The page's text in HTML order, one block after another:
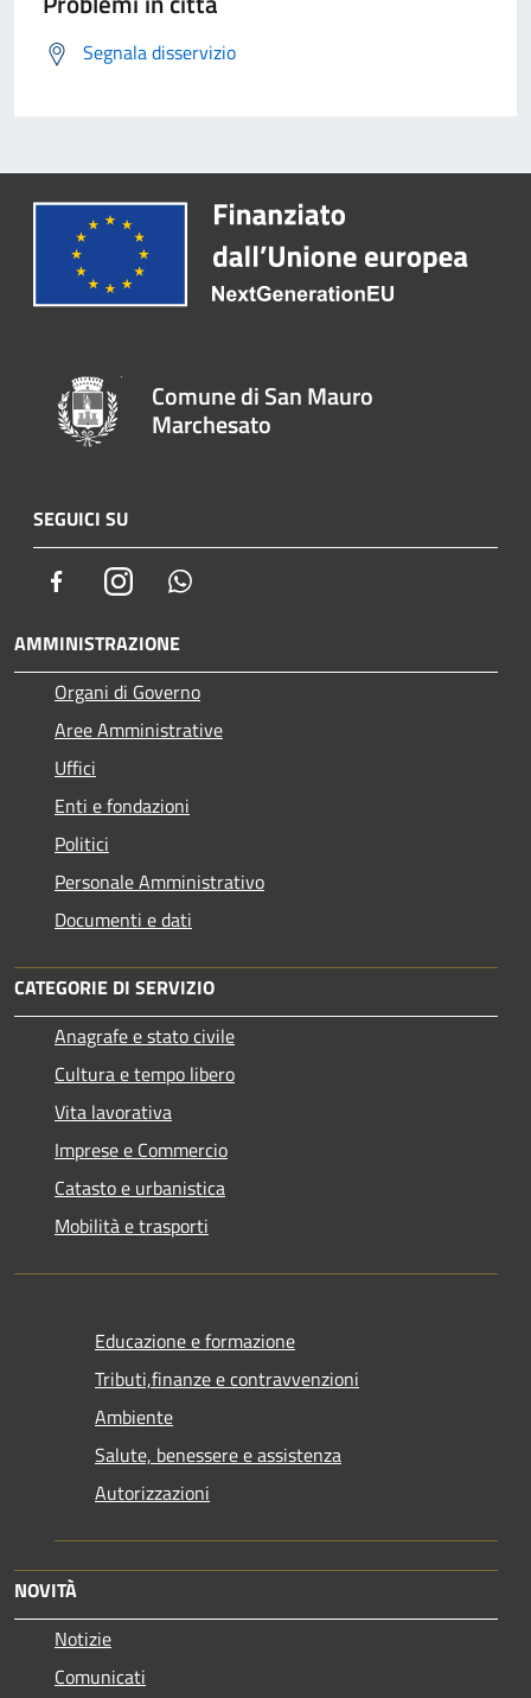
Segnala disservizio
Comune di San Mauro
Marchesato
SEGUICI SU
FacebookInstagram
AMMINISTRAZIONE
Organi di Governo
Aree Amministrative
Uffici
Enti e fondazioni
Politici
Personale Amministrativo
Documenti e dati
CATEGORIE DI SERVIZIO
Anagrafe e stato civile
Cultura e tempo libero
Vita lavorativa
Imprese e Commercio
Catasto e urbanistica
Mobilità e trasporti
Educazione e formazione
Tributi,finanze e contravvenzioni
Ambiente
Salute, benessere e assistenza
Autorizzazioni
NOVITÀ
Notizie
Comunicati